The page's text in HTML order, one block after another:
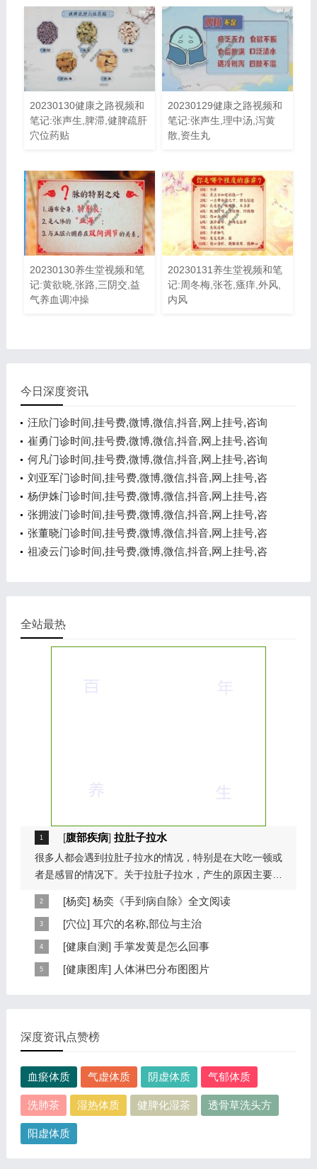
20230130健康之路视频和
笔记:张声生,脾滞,健脾疏肝
穴位药贴
20230129健康之路视频和
笔记:张声生,理中汤,泻黄
散,资生丸
20230130养生堂视频和笔
记:黄欲晓,张路,三阴交,益
气养血调冲操
20230131养生堂视频和笔
记:周冬梅,张苍,瘙痒,外风,
内风
今日深度资讯
汪欣门诊时间,挂号费,微博,微信,抖音,网上挂号,咨询
电话,在线咨询
崔勇门诊时间,挂号费,微博,微信,抖音,网上挂号,咨询
电话,在线咨询
何凡门诊时间,挂号费,微博,微信,抖音,网上挂号,咨询
电话,在线咨询
刘亚军门诊时间,挂号费,微博,微信,抖音,网上挂号,咨
询电话,在线咨询
杨伊姝门诊时间,挂号费,微博,微信,抖音,网上挂号,咨
询电话,在线咨询
张拥波门诊时间,挂号费,微博,微信,抖音,网上挂号,咨
询电话,在线咨询
张董晓门诊时间,挂号费,微博,微信,抖音,网上挂号,咨
询电话,在线咨询
祖凌云门诊时间,挂号费,微博,微信,抖音,网上挂号,咨
全站最热
[腹部疾病] 拉肚子拉水
很多人都会遇到拉肚子拉水的情况，特别是在大吃一顿或
者是感冒的情况下。关于拉肚子拉水，产生的原因主要是
因为饮食问题，或者是因为肠胃问题。本页包...
[杨奕] 杨奕《手到病自除》全文阅读
本页提供杨奕手到病自除全文阅读。包括完整目录、共计
6大章，66个小节的详细内容。涉及到全身的各个反射
区，以及自然疗法、反射区疗法、食疗等。另外...
[穴位] 耳穴的名称,部位与主治
耳穴在耳郭的分布有一定规律，耳穴在耳郭的分布犹如一
个倒置在子宫内的胎儿，头部朝下，臀部朝上。其分布的
规律是，与面颊相应的穴位在耳垂；与上肢相...
[健康自测] 手掌发黄是怎么回事
手掌发黄，一般是血管内血液不充盈或是皮肤营养不良的
[健康图库] 人体淋巴分布图图片
深度资讯点赞榜
血瘀体质 气虚体质 阴虚体质 气郁体质
洗肺茶 湿热体质 健脾化湿茶 透骨草洗头方
阳虚体质